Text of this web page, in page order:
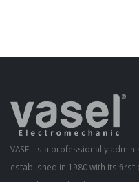
VASEL is a professionally
established in 1980 with its first